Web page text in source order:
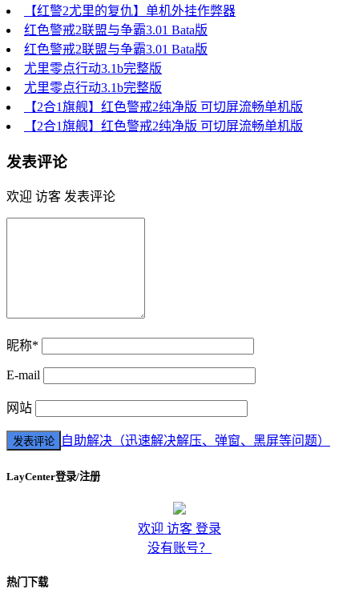
【红警2尤里的复仇】单机外挂作弊器
红色警戒2联盟与争霸3.01 Bata版
红色警戒2联盟与争霸3.01 Bata版
尤里零点行动3.1b完整版
尤里零点行动3.1b完整版
【2合1旗舰】红色警戒2纯净版 可切屏流畅单机版
【2合1旗舰】红色警戒2纯净版 可切屏流畅单机版
发表评论
欢迎 访客 发表评论
昵称*
E-mail
网站
自助解决（迅速解决解压、弹窗、黑屏等问题）
LayCenter登录/注册
欢迎 访客 登录
没有账号？
热门下载